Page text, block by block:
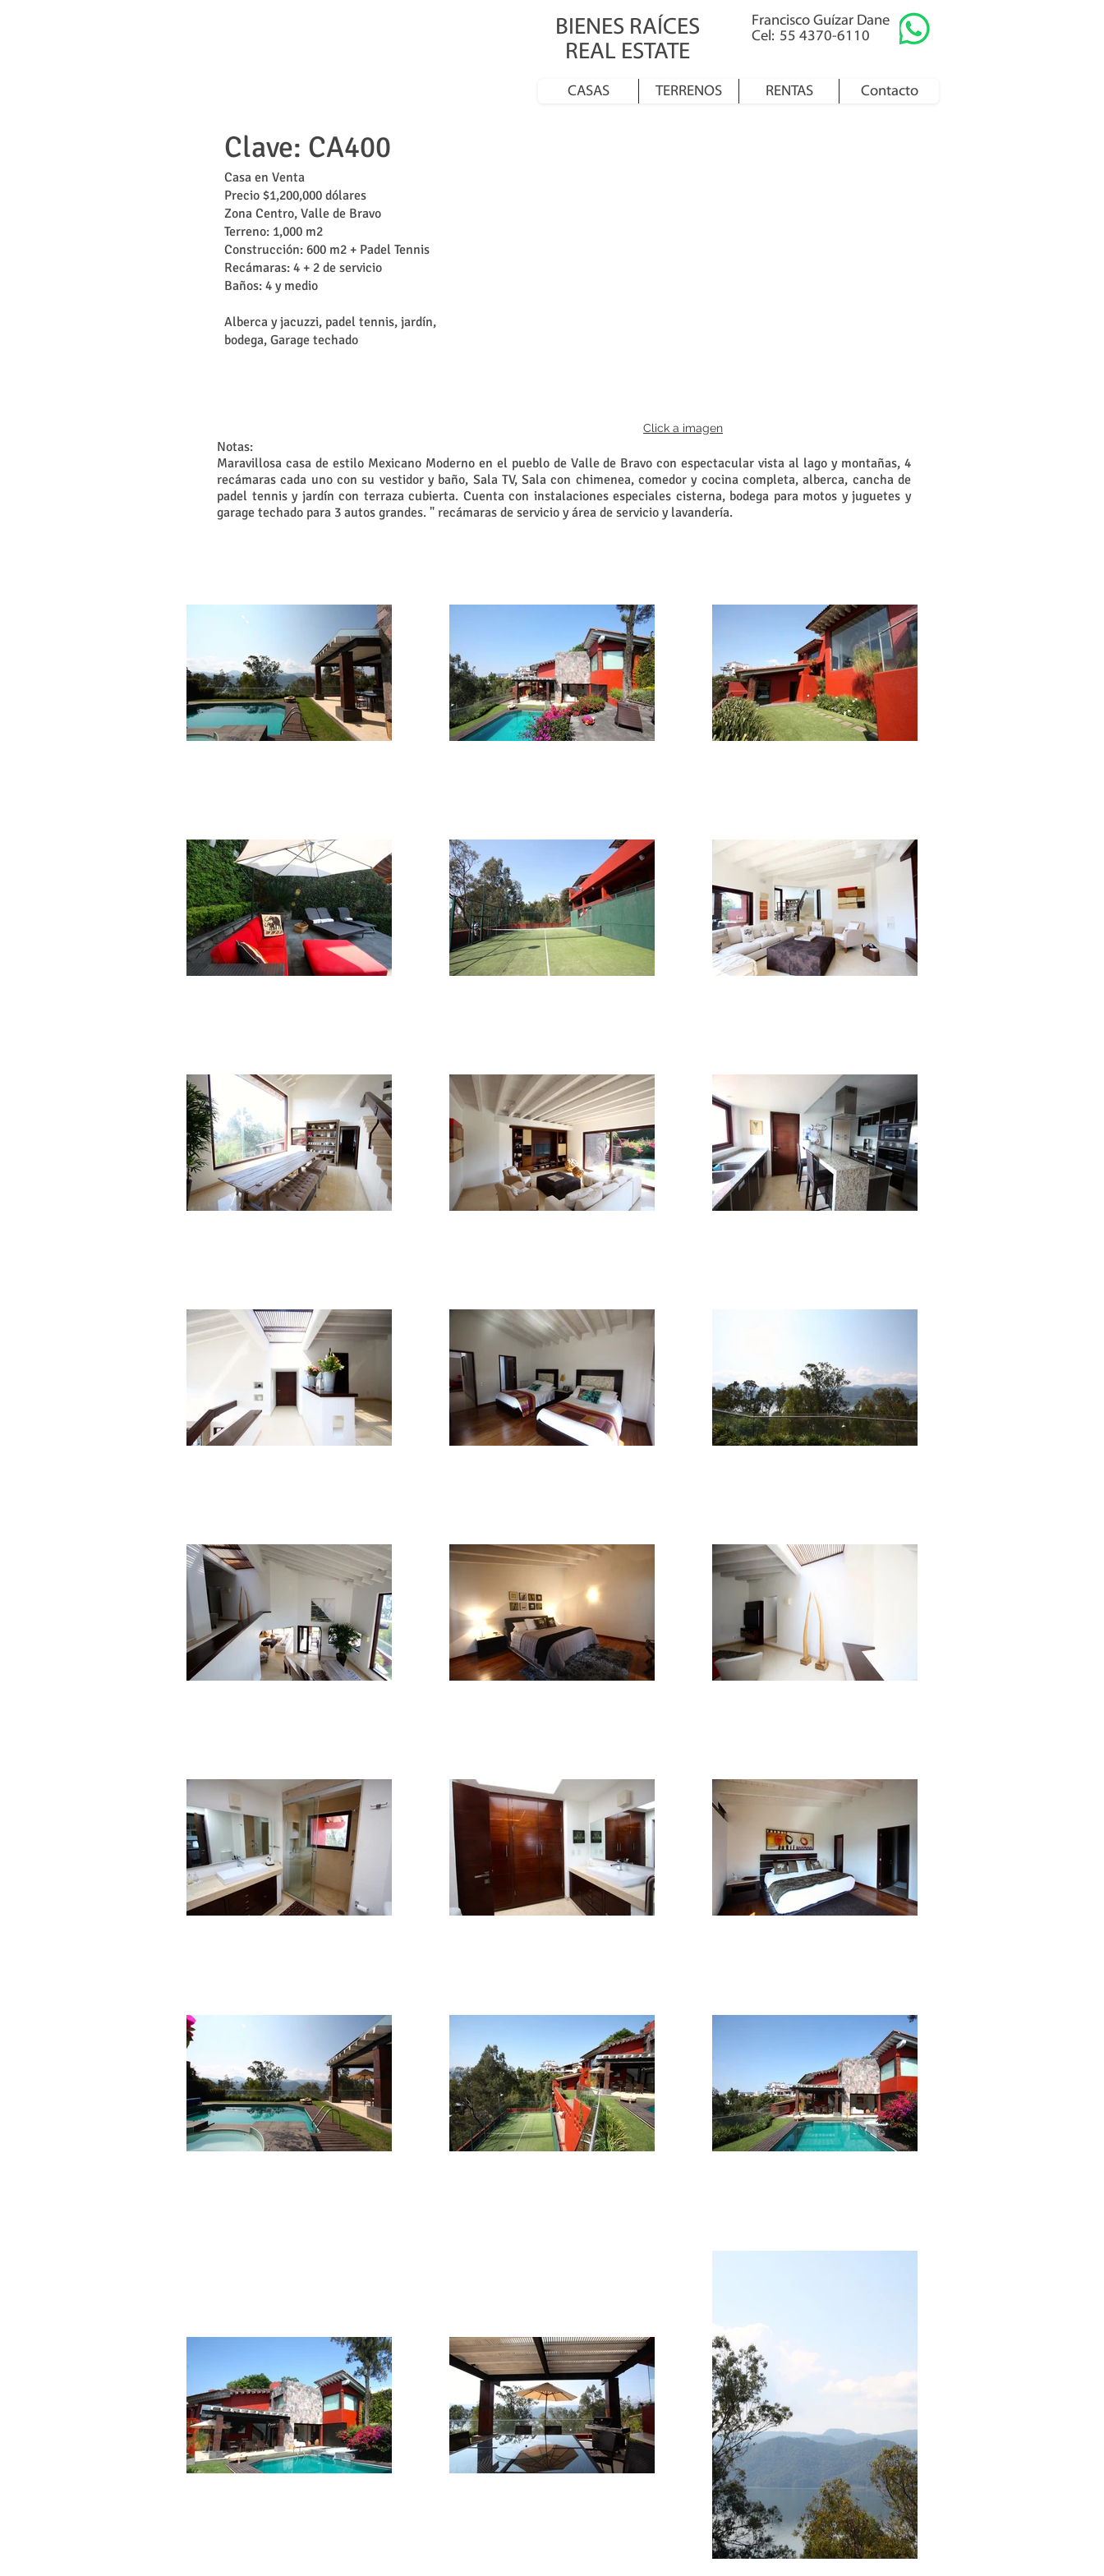
Francisco Guízar Dane
Cel: 55 4370-6110
CASAS TERRENOS RENTAS Contacto
BIENES RAÍCES
REAL ESTATE
Clave: CA400
Casa en Venta
Precio $1,200,000 dólares
Zona Centro, Valle de Bravo
Terreno: 1,000 m2
Construcción: 600 m2 + Padel Tennis
Recámaras: 4 + 2 de servicio
Baños: 4 y medio
Alberca y jacuzzi, padel tennis, jardín,
bodega, Garage techado
Click a imagen
Notas:
Maravillosa casa de estilo Mexicano Moderno en el pueblo de Valle de Bravo con espectacular vista al lago y montañas, 4
recámaras cada uno con su vestidor y baño, Sala TV, Sala con chimenea, comedor y cocina completa, alberca, cancha de
padel tennis y jardín con terraza cubierta. Cuenta con instalaciones especiales cisterna, bodega para motos y juguetes y
garage techado para 3 autos grandes. " recámaras de servicio y área de servicio y lavandería.